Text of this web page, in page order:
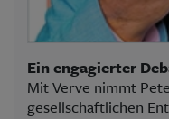
Ein engagierter
Mit Verve nimmt
gesellschaftlichen